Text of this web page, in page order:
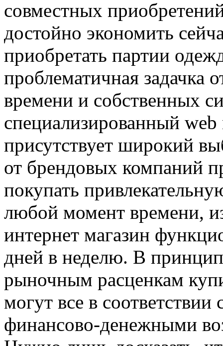
совместных
достойно экономить
приобретать партии
проблематичная задачка
времени и собственных
специализированный web
присутствует широкий
от брендовых компаний
покупать
любой момент времени,
интернет магазин
дней в неделю. В
рыночным расценкам
могут все в
финансово-денежными